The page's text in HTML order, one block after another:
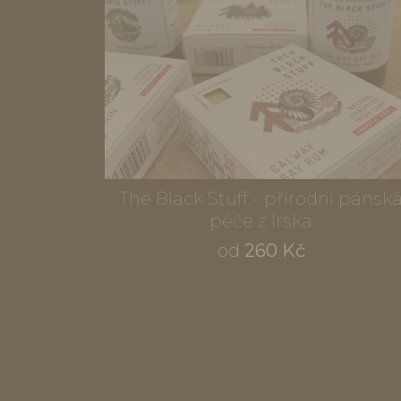
The Black Stuff - přírodní
péče z Irska
od 260 Kč